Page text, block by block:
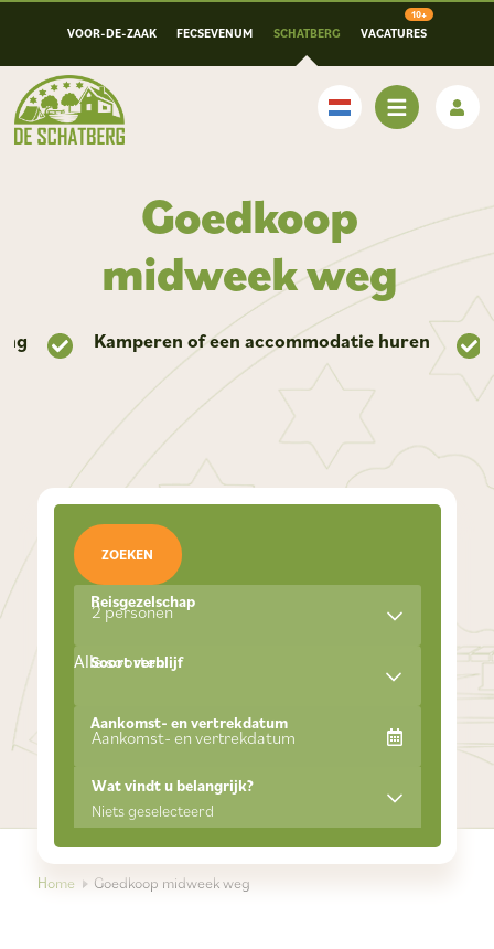
VOOR-DE-ZAAK FECSEVENUM SCHATBERG VACATURES
Goedkoop
midweek weg
Kamperen of een accommodatie huren
Soort verblijf
Alle soorten
Aankomst- en vertrekdatum
Reisgezelschap
2 personen
ZOEKEN
Wat vindt u belangrijk?
Niets geselecteerd
Home Goedkoop midweek weg